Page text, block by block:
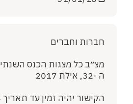
חברות וחברים
מצ״ב כל מצגות הכנס השנתי
ה -32, אילת 2017
הקישור יהיה זמין עד תאריך 11.3.2018